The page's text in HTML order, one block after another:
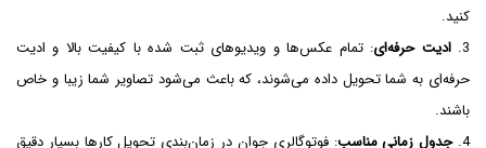
کنید.
3. ادیت حرفه‌ای: تمام عکس‌ها و ویدیوهای ثبت شده با کیفیت بالا و ادیت
حرفه‌ای به شما تحویل داده می‌شوند، که باعث می‌شود تصاویر شما زیبا و خاص
باشند.
4. جدول زمانی مناسب: فوتوگالری جوان در زمان‌بندی تحویل کارها بسیار دقیق